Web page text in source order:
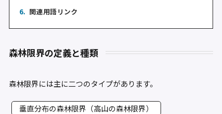
6. 関連用語リンク
森林限界の定義と種類
森林限界には主に二つのタイプがあります。
垂直分布の森林限界（高山の森林限界）